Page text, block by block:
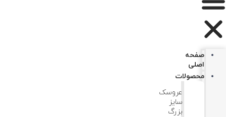
صفحه
اصلی
محصولات
عروسک
سایز
بزرگ